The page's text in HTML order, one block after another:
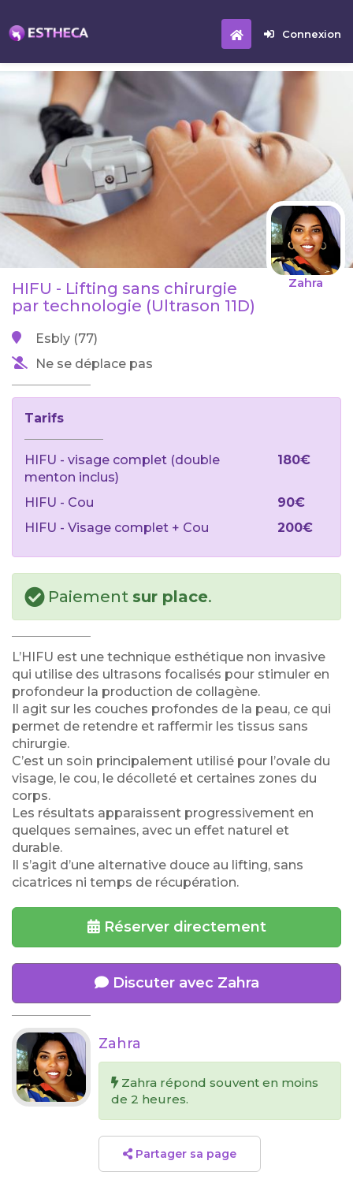
Connexion
Zahra
HIFU - Lifting sans chirurgie
par technologie (Ultrason 11D)
Esbly (77)
Ne se déplace pas
Tarifs
HIFU - visage complet (double
menton inclus)
180€
HIFU - Cou
90€
HIFU - Visage complet + Cou
200€
Paiement sur place.
L’HIFU est une technique esthétique non invasive
qui utilise des ultrasons focalisés pour stimuler en
profondeur la production de collagène.
Il agit sur les couches profondes de la peau, ce qui
permet de retendre et raffermir les tissus sans
chirurgie.
C’est un soin principalement utilisé pour l’ovale du
visage, le cou, le décolleté et certaines zones du
corps.
Les résultats apparaissent progressivement en
quelques semaines, avec un effet naturel et
durable.
Il s’agit d’une alternative douce au lifting, sans
cicatrices ni temps de récupération.
Réserver directement
Discuter avec Zahra
Zahra
Zahra répond souvent en moins
de 2 heures.
Partager sa page